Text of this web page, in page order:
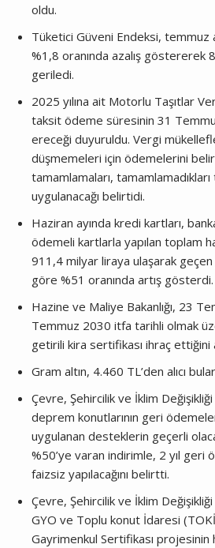
oldu.
Tüketici Güveni Endeksi, temmuz
%1,8 oranında azalış göstererek
geriledi.
2025 yılına ait Motorlu Taşıtlar
taksit ödeme süresinin 31
ereceği duyuruldu. Vergi
düşmemeleri için ödemelerini
tamamlamaları,
uygulanacağı belirtidi.
Haziran ayında kredi kartları,
ödemeli kartlarla yapılan toplam
911,4 milyar liraya ulaşarak geçen
göre %51 oranında artış gösterdi.
Hazine ve Maliye Bakanlığı, 23
Temmuz 2030 itfa tarihli olmak
getirili kira sertifikası ihraç ettiğini
Gram altın, 4.460 TL’den alıcı
Çevre, Şehircilik ve İklim Değişikliği
deprem konutlarının geri
uygulanan desteklerin geçerli
%50’ye varan indirimle, 2 yıl geri
faizsiz yapılacağını belirtti.
Çevre, Şehircilik ve İklim Değişikliği
GYO ve Toplu konut İdaresi (TOKİ)
Gayrimenkul Sertifikası projesinin